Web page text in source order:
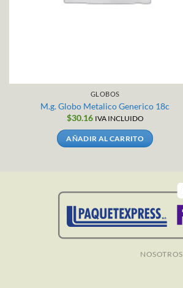
GLOBOS
M.g. Globo Metalico Generico 18c
$30.16 IVA INCLUIDO
AÑADIR AL CARRITO
NOSOTROS